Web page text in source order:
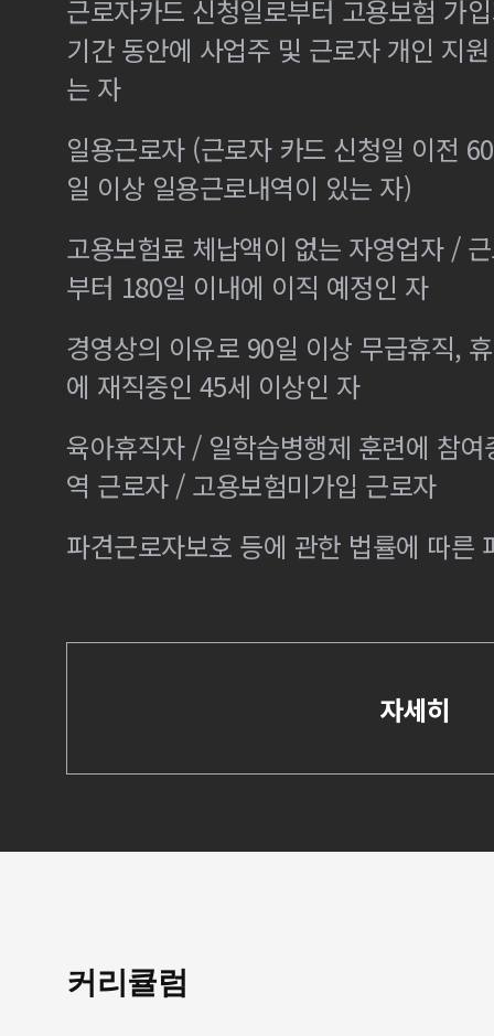
근로자카드 신청일로부터 고용보험 가
기간 동안에 사업주 및 근로자 개인 지
는 자
일용근로자 (근로자 카드 신청일 이전
일 이상 일용근로내역이 있는 자)
고용보험료 체납액이 없는 자영업자 /
부터 180일 이내에 이직 예정인 자
경영상의 이유로 90일 이상 무급휴직,
에 재직중인 45세 이상인 자
육아휴직자 / 일학습병행제 훈련에 참
역 근로자 / 고용보험미가입 근로자
파견근로자보호 등에 관한 법률에 따른
자세히
커리큘럼